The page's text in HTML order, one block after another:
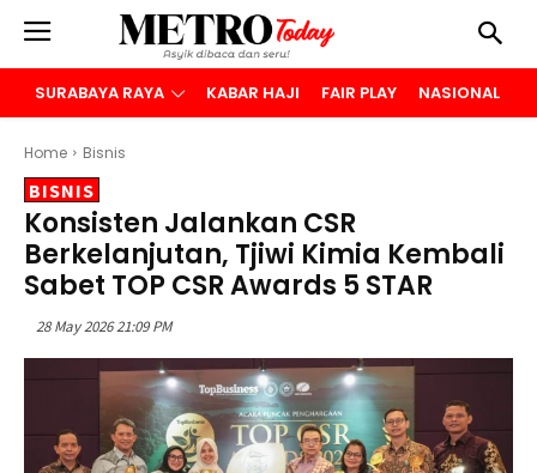
SURABAYA RAYA KABAR HAJI FAIR PLAY NASIONAL
Home Bisnis
BISNIS
Konsisten Jalankan CSR
Berkelanjutan, Tjiwi Kimia Kembali
Sabet TOP CSR Awards 5 STAR
28 May 2026 21:09 PM